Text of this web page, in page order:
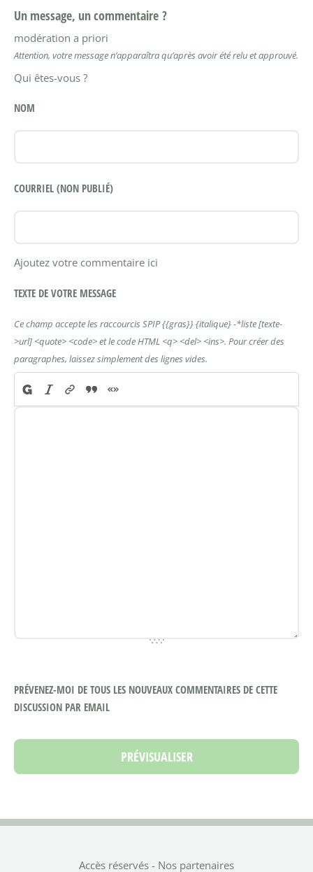
Un message, un commentaire ?
modération a priori
Attention, votre message n’apparaîtra qu’après avoir été relu et approuvé.
Qui êtes-vous ?
NOM
COURRIEL (NON PUBLIÉ)
Ajoutez votre commentaire ici
TEXTE DE VOTRE MESSAGE
Ce champ accepte les raccourcis SPIP{{gras}}{italique}-*liste[texte-
>url] <quote> <code>et le code HTML <q> <del> <ins>. Pour créer des
paragraphes, laissez simplement des lignes vides.
PRÉVENEZ-MOI DE TOUS LES NOUVEAUX COMMENTAIRES DE CETTE
DISCUSSION PAR EMAIL
Accès réservés - Nos partenaires